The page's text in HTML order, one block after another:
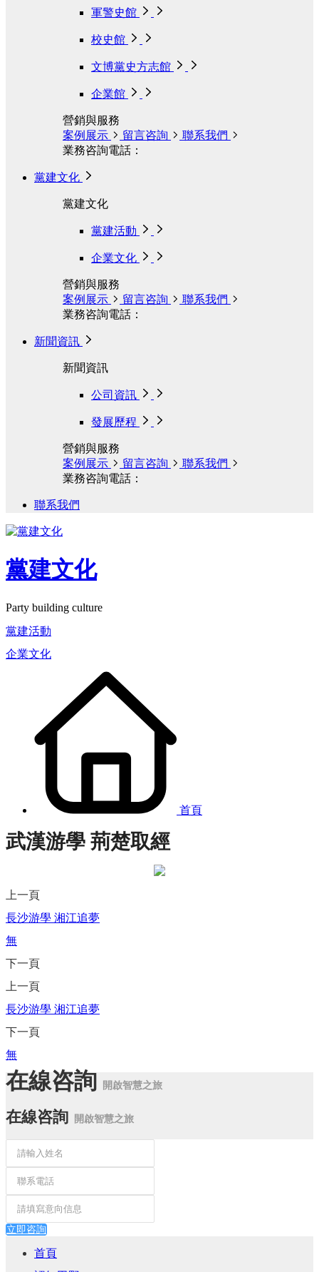
軍警史館
校史館
文博黨史方志館
企業館
營銷與服務
案例展示
留言咨詢
聯系我們
業務咨詢電話：
黨建文化
黨建文化
黨建活動
企業文化
營銷與服務
案例展示
留言咨詢
聯系我們
業務咨詢電話：
新聞資訊
新聞資訊
公司資訊
發展歷程
營銷與服務
案例展示
留言咨詢
聯系我們
業務咨詢電話：
聯系我們
黨建文化
Party building culture
黨建活動
企業文化
首頁
武漢游學 荊楚取經
上一頁
長沙游學 湘江追夢
無
下一頁
上一頁
長沙游學 湘江追夢
下一頁
無
在線咨詢 開啟智慧之旅
在線咨詢 開啟智慧之旅
立即咨詢
首頁